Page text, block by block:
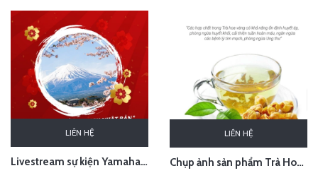
LIÊN HỆ
Livestream sự kiện Yamaha - lễ bốc thăm chuyến du lịch Nhật Bản 100 triệu - Hà Nội
LIÊN HỆ
Chụp ảnh sản phẩm Trà Hoa Vàng - Kim Hoa Trà tại studio Hà Nội